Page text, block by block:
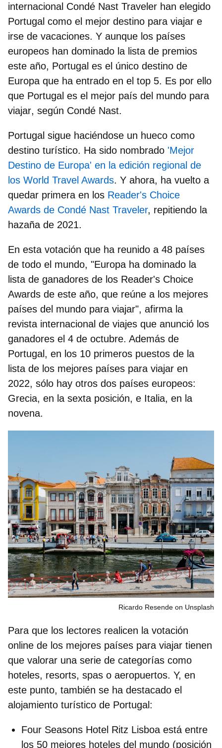
internacional Condé Nast Traveler han elegido
Portugal como el mejor destino para viajar e
irse de vacaciones. Y aunque los países
europeos han dominado la lista de premios
este año, Portugal es el único destino de
Europa que ha entrado en el top 5. Es por ello
que Portugal es el mejor país del mundo para
viajar, según Condé Nast.
Portugal sigue haciéndose un hueco como
destino turístico. Ha sido nombrado 'Mejor
Destino de Europa' en la edición regional de
los World Travel Awards. Y ahora, ha vuelto a
quedar primera en los Reader's Choice
Awards de Condé Nast Traveler, repitiendo la
hazaña de 2021.
En esta votación que ha reunido a 48 países
de todo el mundo, "Europa ha dominado la
lista de ganadores de los Reader's Choice
Awards de este año, que reúne a los mejores
países del mundo para viajar", afirma la
revista internacional de viajes que anunció los
ganadores el 4 de octubre. Además de
Portugal, en los 10 primeros puestos de la
lista de los mejores países para viajar en
2022, sólo hay otros dos países europeos:
Grecia, en la sexta posición, e Italia, en la
novena.
Ricardo Resende on Unsplash
Para que los lectores realicen la votación
online de los mejores países para viajar tienen
que valorar una serie de categorías como
hoteles, resorts, spas o aeropuertos. Y, en
este punto, también se ha destacado el
alojamiento turístico de Portugal:
Four Seasons Hotel Ritz Lisboa está entre
los 50 mejores hoteles del mundo (posición